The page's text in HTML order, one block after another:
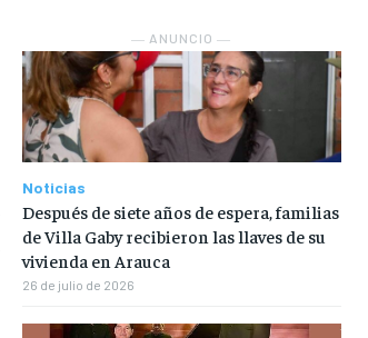
― ANUNCIO ―
Noticias
Después de siete años de espera, familias
de Villa Gaby recibieron las llaves de su
vivienda en Arauca
26 de julio de 2026